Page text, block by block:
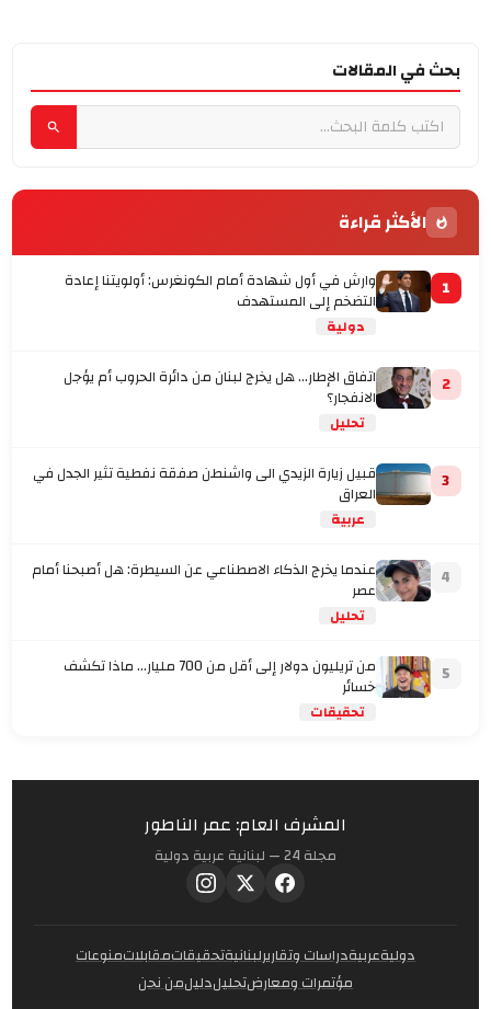
بحث في المقالات
الأكثر قراءة
1 وارش في أول شهادة أمام الكونغرس: أولويتنا إعادة
التضخم إلى المستهدف
دولية
2 اتفاق الإطار... هل يخرج لبنان من دائرة الحروب أم يؤجل
الانفجار؟
تحليل
3 قبيل زيارة الزيدي الى واشنطن صفقة نفطية تثير الجدل في
العراق
عربية
4 عندما يخرج الذكاء الاصطناعي عن السيطرة: هل أصبحنا أمام
عصر
تحليل
5 من تريليون دولار إلى أقل من 700 مليار… ماذا تكشف
خسائر
تحقيقات
المشرف العام: عمر الناطور
مجلة 24 — لبنانية عربية دولية
دوليةعربيةدراسات وتقاريرلبنانيةتحقيقاتمقابلاتمنوعات
مؤتمرات ومعارضتحليلدليلمن نحن